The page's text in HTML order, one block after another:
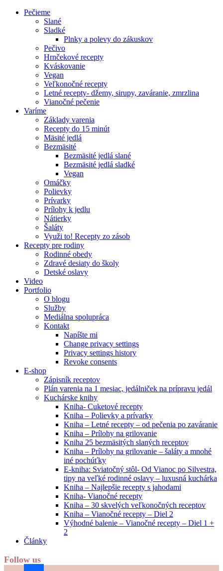
Pečieme
Slané
Sladké
Plnky a polevy do zákuskov
Pečivo
Hrnčekové recepty
Kváskovanie
Vegan
Veľkonočné recepty
Letné recepty- džemy, sirupy, zaváranie, zmrzlina
Vianočné pečenie
Varíme
Základy varenia
Recepty do 15 minút
Mäsité jedlá
Bezmäsité
Bezmäsité jedlá slané
Bezmäsité jedlá sladké
Vegan
Omáčky
Polievky
Prívarky
Prílohy k jedlu
Nátierky
Šaláty
Využi to! Recepty zo zásob
Recepty pre rodiny
Rodinné obedy
Zdravé desiaty do školy
Detské oslavy
Video
Portfolio
O blogu
Služby
Mediálna spolupráca
Kontakt
Napíšte mi
Change privacy settings
Privacy settings history
Revoke consents
E-shop
Zápisník receptov
Plán varenia na 1 mesiac, jedálniček na prípravu jedál
Kuchárske knihy
Kniha- Cuketové recepty
Kniha – Polievky a prívarky
Kniha – Letné recepty – od pečenia po zaváranie
Kniha – Prílohy na grilovanie
Kniha 25 bezmäsitých slaných receptov
Kniha – Prílohy na grilovanie – šaláty a mnohé
iné pochúťky
E-kniha: Sviatočný stôl- Od Vianoc po Silvestra,
tipy na veľké rodinné oslavy – luxusná kuchárka
Kniha – Najlepšie recepty s jahodami
Kniha- Vianočné recepty
Kniha – 30 skvelých veľkonočných receptov
Kniha – Vianočné recepty – Diel 2
Výhodné balenie – Vianočné recepty – Diel 1 +
2
Články
Follow us